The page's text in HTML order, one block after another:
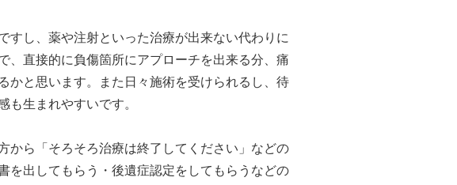
すし、薬や注射といった治療が出来ない代わりに
、直接的に負傷箇所にアプローチを出来る分、痛
かと思います。また日々施術を受けられるし、待
も生まれやすいです。
から「そろそろ治療は終了してください」などの
を出してもらう・後遺症認定をしてもらうなどの